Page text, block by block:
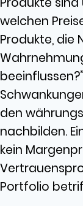
welchen
Produkte, die
beeinflussen?”
den
nachbilden.
kein
Portfolio